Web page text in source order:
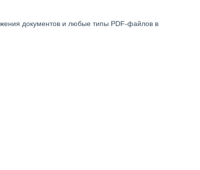
документов и любые типы PDF-файлов в